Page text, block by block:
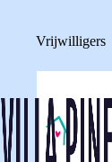
Vrijwilligers